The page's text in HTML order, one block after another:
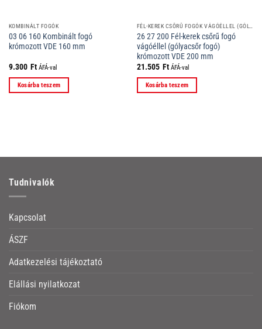
KOMBINÁLT FOGÓK
03 06 160 Kombinált fogó
krómozott VDE 160 mm
9.300 Ft ÁFÁ-val
Kosárba teszem
26 27 200 Fél-kerek csőrű fogó
vágóéllel (gólyacsőr fogó)
krómozott VDE 200 mm
21.505 Ft ÁFÁ-val
Kosárba teszem
Tudnivalók
Kapcsolat
ÁSZF
Adatkezelési tájékoztató
Elállási nyilatkozat
Fiókom